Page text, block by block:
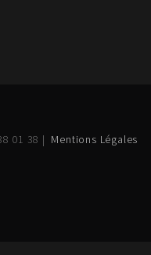
01 38 | Mentions Légales